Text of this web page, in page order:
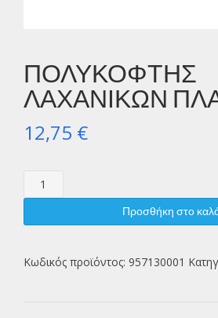
ΠΟΛΥΚΟΦΤΗΣ
ΛΑΧΑΝΙΚΩΝ
12,75 €
ΠΟΛΥΚΟΦΤΗΣ
ΛΑΧΑΝΙΚΩΝ
ποσότητα
Προσθήκη στο
Κωδικός προϊόντος: 957130001